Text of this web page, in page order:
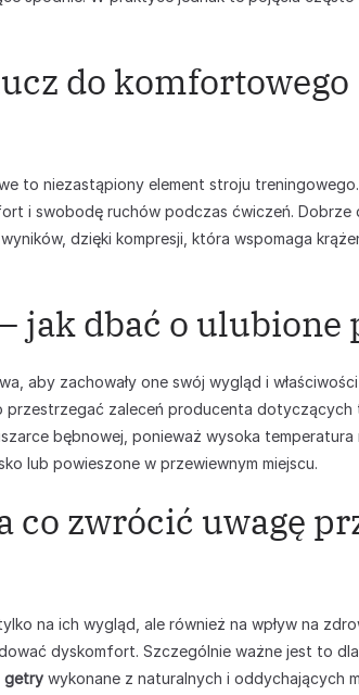
do komfortowego
to niezastąpiony element stroju
i swobodę ruchów podczas ćwiczeń. Dobrze
dzięki kompresji, która wspomaga
– jak dbać o ulubione
aby zachowały one swój wygląd i właściwości
przestrzegać zaleceń producenta dotyczących
bębnowej, ponieważ wysoka temperatura
lub powieszone w przewiewnym miejscu.
co zwrócić uwagę
na ich wygląd, ale również na wpływ na
dyskomfort. Szczególnie ważne jest to
getry wykonane z naturalnych i oddychających